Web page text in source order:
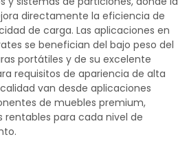
directamente la eficiencia de
de carga. Las aplicaciones en
se benefician del bajo peso del
portátiles y de su excelente
requisitos de apariencia de alta
van desde aplicaciones
de muebles premium,
rentables para cada nivel de